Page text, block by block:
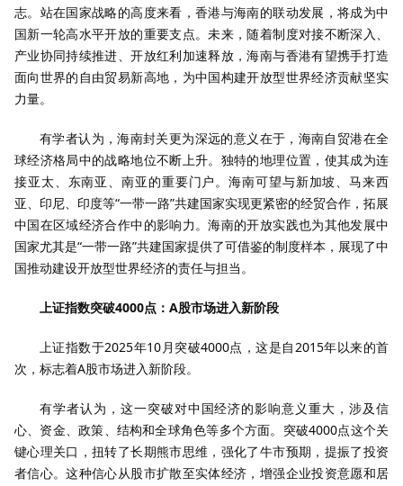
志。站在国家战略的高度来看，香港与海南的联动发展，将成为中
国新一轮高水平开放的重要支点。未来，随着制度对接不断深入、
产业协同持续推进、开放红利加速释放，海南与香港有望携手打造
面向世界的自由贸易新高地，为中国构建开放型世界经济贡献坚实
力量。
有学者认为，海南封关更为深远的意义在于，海南自贸港在全
球经济格局中的战略地位不断上升。独特的地理位置，使其成为连
接亚太、东南亚、南亚的重要门户。海南可望与新加坡、马来西
亚、印尼、印度等“一带一路”共建国家实现更紧密的经贸合作，拓展
中国在区域经济合作中的影响力。海南的开放实践也为其他发展中
国家尤其是“一带一路”共建国家提供了可借鉴的制度样本，展现了中
国推动建设开放型世界经济的责任与担当。
上证指数突破4000点：A股市场进入新阶段
上证指数于2025年10月突破4000点，这是自2015年以来的首
次，标志着A股市场进入新阶段。
有学者认为，这一突破对中国经济的影响意义重大，涉及信
心、资金、政策、结构和全球角色等多个方面。突破4000点这个关
键心理关口，扭转了长期熊市思维，强化了牛市预期，提振了投资
者信心。这种信心从股市扩散至实体经济，增强企业投资意愿和居